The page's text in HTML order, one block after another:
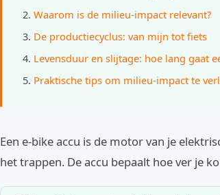
Waarom is de milieu-impact relevant?
De productiecyclus: van mijn tot fiets
Levensduur en slijtage: hoe lang gaat
Praktische tips om milieu-impact te
Een e-bike accu is de motor van je
het trappen. De accu bepaalt hoe ver je